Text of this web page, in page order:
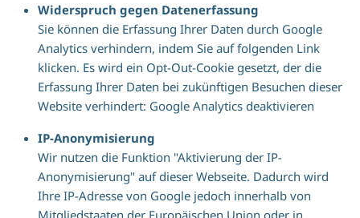
Widerspruch gegen Datenerfassung
Sie können die Erfassung Ihrer Daten durch Google
Analytics verhindern, indem Sie auf folgenden Link
klicken. Es wird ein Opt-Out-Cookie gesetzt, der die
Erfassung Ihrer Daten bei zukünftigen Besuchen dieser
Website verhindert: Google Analytics deaktivieren
IP-Anonymisierung
Wir nutzen die Funktion "Aktivierung der IP-
Anonymisierung" auf dieser Webseite. Dadurch wird
Ihre IP-Adresse von Google jedoch innerhalb von
Mitgliedstaaten der Europäischen Union oder in